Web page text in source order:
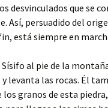
desvinculados que se
Así, persuadido del
está siempre en
Sísifo al pie de la
y levanta las rocas. Él
los granos de esta